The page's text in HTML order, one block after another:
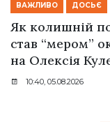
ВАЖЛИВО ДОСЬЄ
Як колишній
став “мером”
на Олексія
10:40, 05.08.2026